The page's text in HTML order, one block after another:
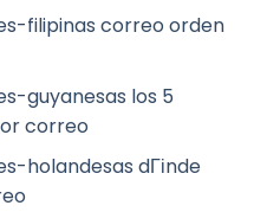
filipinas correo orden
guyanesas los 5
correo
holandesas dГіnde